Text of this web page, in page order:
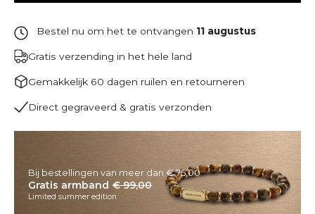
Bestel nu om het te ontvangen 11 augustus
Gratis verzending in het hele land
Gemakkelijk 60 dagen ruilen en retourneren
Direct gegraveerd & gratis verzonden
Bij bestellingen van meer dan € 75,00
Gratis armband € 99,00
Limited summer edition